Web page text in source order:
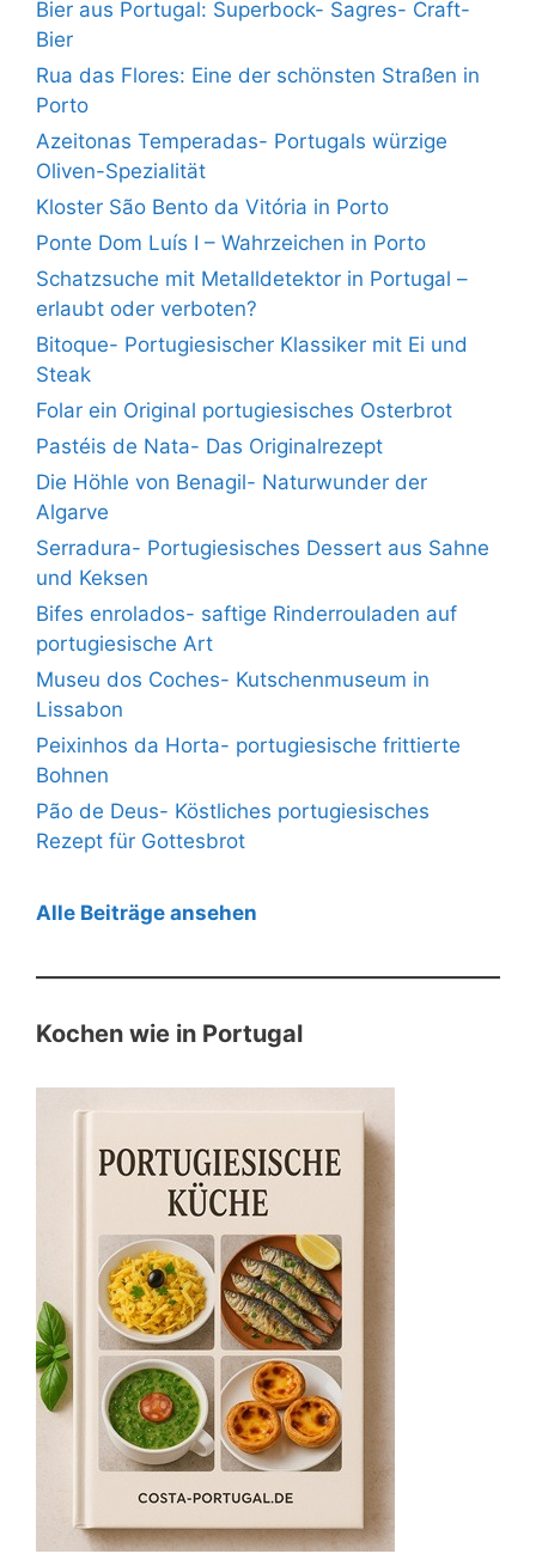
Bier aus Portugal: Superbock- Sagres- Craft-
Bier
Rua das Flores: Eine der schönsten Straßen in
Porto
Azeitonas Temperadas- Portugals würzige
Oliven-Spezialität
Kloster São Bento da Vitória in Porto
Ponte Dom Luís I – Wahrzeichen in Porto
Schatzsuche mit Metalldetektor in Portugal –
erlaubt oder verboten?
Bitoque- Portugiesischer Klassiker mit Ei und
Steak
Folar ein Original portugiesisches Osterbrot
Pastéis de Nata- Das Originalrezept
Die Höhle von Benagil- Naturwunder der
Algarve
Serradura- Portugiesisches Dessert aus Sahne
und Keksen
Bifes enrolados- saftige Rinderrouladen auf
portugiesische Art
Museu dos Coches- Kutschenmuseum in
Lissabon
Peixinhos da Horta- portugiesische frittierte
Bohnen
Pão de Deus- Köstliches portugiesisches
Rezept für Gottesbrot
Alle Beiträge ansehen
Kochen wie in Portugal